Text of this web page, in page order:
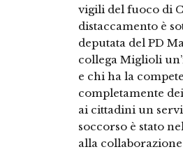
vigili del fuoco di
distaccamento è
deputata del PD
collega Miglioli
e chi ha la
completamente
ai cittadini un
soccorso è stato
alla